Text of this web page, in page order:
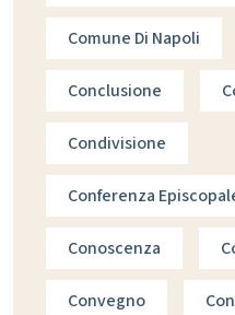
Comune Di Napoli
Conclusione
Condivisione
Conferenza
Conoscenza
Convegno